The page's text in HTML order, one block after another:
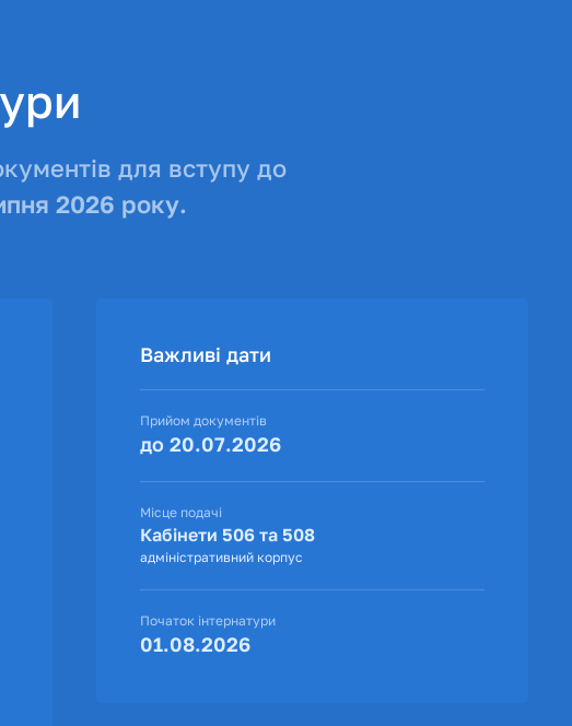
для вступу до
2026 року.
Важливі дати
Прийом документів
до 20.07.2026
Місце подачі
Кабінети 506 та 508
адміністративний корпус
Початок інтернатури
01.08.2026